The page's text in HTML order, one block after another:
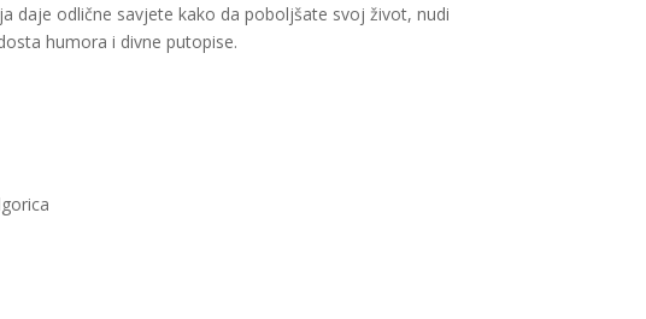
daje odlične savjete kako da poboljšate svoj život, nudi
humora i divne putopise.